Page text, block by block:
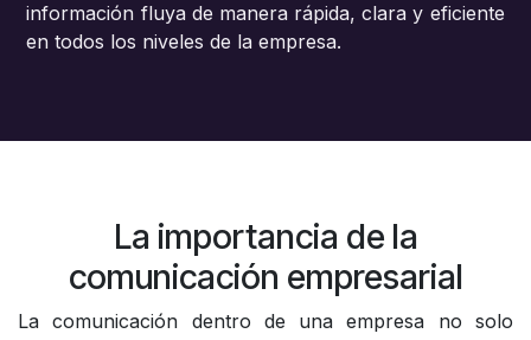
información fluya de manera rápida, clara y eficiente
en todos los niveles de la empresa.
La importancia de la
comunicación empresarial
La comunicación dentro de una empresa no solo